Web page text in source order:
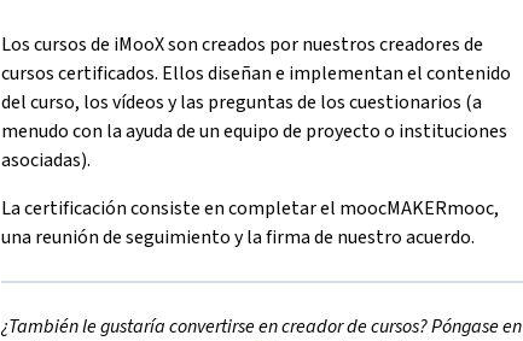
Los cursos de iMooX son creados por nuestros creadores de
cursos certificados. Ellos diseñan e implementan el contenido
del curso, los vídeos y las preguntas de los cuestionarios (a
menudo con la ayuda de un equipo de proyecto o instituciones
asociadas).
La certificación consiste en completar el moocMAKERmooc,
una reunión de seguimiento y la firma de nuestro acuerdo.
¿También le gustaría convertirse en creador de cursos? Póngase en